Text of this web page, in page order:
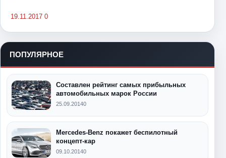
19.11.2017 0
ПОПУЛЯРНОЕ
Составлен рейтинг самых прибыльных
автомобильных марок России
25.09.20140
Mercedes-Benz покажет беспилотный
концепт-кар
09.10.20140